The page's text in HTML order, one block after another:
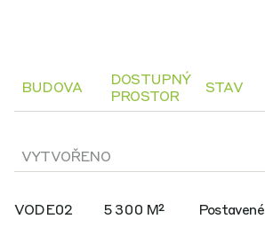
BUDOVA
DOSTUPNÝ
PROSTOR
STAV
VYTVOŘENO
VODE02 5 300 M² Postavené